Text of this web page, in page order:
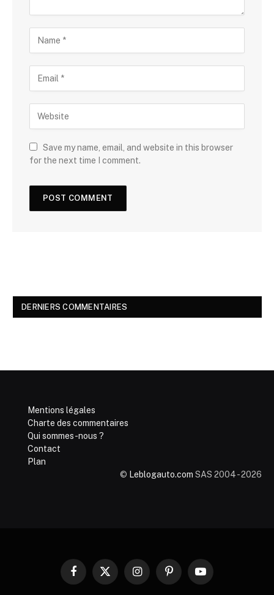
Save my name, email, and website in this browser
for the next time I comment.
DERNIERS COMMENTAIRES
Mentions légales
Charte des commentaires
Qui sommes-nous ?
Contact
Plan
© Leblogauto.com SAS 2004 - 2026
Facebook
X
InstagramPinterestYouTube